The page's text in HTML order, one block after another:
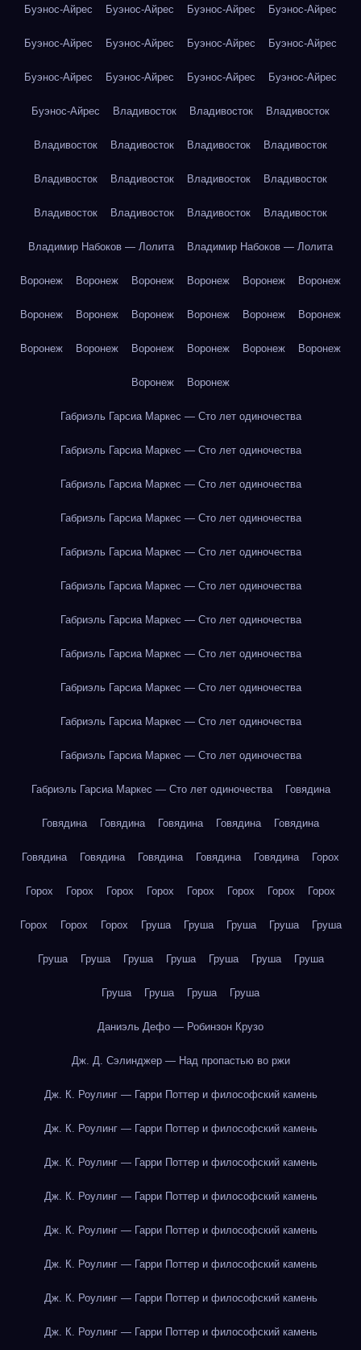
Буэнос-Айрес Буэнос-Айрес Буэнос-Айрес Буэнос-Айрес
Буэнос-Айрес Буэнос-Айрес Буэнос-Айрес Буэнос-Айрес
Буэнос-Айрес Буэнос-Айрес Буэнос-Айрес Буэнос-Айрес
Буэнос-Айрес Владивосток Владивосток Владивосток
Владивосток Владивосток Владивосток Владивосток
Владивосток Владивосток Владивосток Владивосток
Владивосток Владивосток Владивосток Владивосток
Владимир Набоков — Лолита Владимир Набоков — Лолита
Воронеж Воронеж Воронеж Воронеж Воронеж Воронеж
Воронеж Воронеж Воронеж Воронеж Воронеж Воронеж
Воронеж Воронеж Воронеж Воронеж Воронеж Воронеж
Воронеж Воронеж
Габриэль Гарсиа Маркес — Сто лет одиночества
Габриэль Гарсиа Маркес — Сто лет одиночества
Габриэль Гарсиа Маркес — Сто лет одиночества
Габриэль Гарсиа Маркес — Сто лет одиночества
Габриэль Гарсиа Маркес — Сто лет одиночества
Габриэль Гарсиа Маркес — Сто лет одиночества
Габриэль Гарсиа Маркес — Сто лет одиночества
Габриэль Гарсиа Маркес — Сто лет одиночества
Габриэль Гарсиа Маркес — Сто лет одиночества
Габриэль Гарсиа Маркес — Сто лет одиночества
Габриэль Гарсиа Маркес — Сто лет одиночества
Габриэль Гарсиа Маркес — Сто лет одиночества Говядина
Говядина Говядина Говядина Говядина Говядина
Говядина Говядина Говядина Говядина Говядина Горох
Горох Горох Горох Горох Горох Горох Горох Горох
Горох Горох Горох Груша Груша Груша Груша Груша
Груша Груша Груша Груша Груша Груша Груша
Груша Груша Груша Груша
Даниэль Дефо — Робинзон Крузо
Дж. Д. Сэлинджер — Над пропастью во ржи
Дж. К. Роулинг — Гарри Поттер и философский камень
Дж. К. Роулинг — Гарри Поттер и философский камень
Дж. К. Роулинг — Гарри Поттер и философский камень
Дж. К. Роулинг — Гарри Поттер и философский камень
Дж. К. Роулинг — Гарри Поттер и философский камень
Дж. К. Роулинг — Гарри Поттер и философский камень
Дж. К. Роулинг — Гарри Поттер и философский камень
Дж. К. Роулинг — Гарри Поттер и философский камень